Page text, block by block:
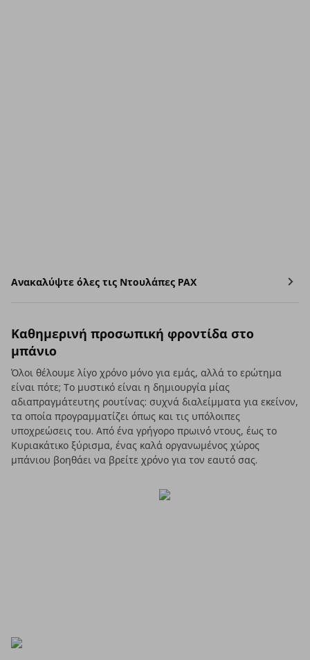
Ανακαλύψτε όλες τις Ντουλάπες PAX
Καθημερινή προσωπική φροντίδα στο
μπάνιο
Όλοι θέλουμε λίγο χρόνο μόνο για εμάς, αλλά το ερώτημα
είναι πότε; Το μυστικό είναι η δημιουργία μίας
αδιαπραγμάτευτης ρουτίνας: συχνά διαλείμματα για εκείνον,
τα οποία προγραμματίζει όπως και τις υπόλοιπες
υποχρεώσεις του. Από ένα γρήγορο πρωινό ντους, έως το
Κυριακάτικο ξύρισμα, ένας καλά οργανωμένος χώρος
μπάνιου βοηθάει να βρείτε χρόνο για τον εαυτό σας.